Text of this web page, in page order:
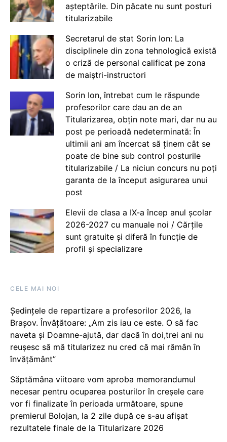
așteptările. Din păcate nu sunt posturi
titularizabile
Secretarul de stat Sorin Ion: La
disciplinele din zona tehnologică există
o criză de personal calificat pe zona
de maiștri-instructori
Sorin Ion, întrebat cum le răspunde
profesorilor care dau an de an
Titularizarea, obțin note mari, dar nu au
post pe perioadă nedeterminată: În
ultimii ani am încercat să ținem cât se
poate de bine sub control posturile
titularizabile / La niciun concurs nu poți
garanta de la început asigurarea unui
post
Elevii de clasa a IX-a încep anul școlar
2026-2027 cu manuale noi / Cărțile
sunt gratuite și diferă în funcție de
profil și specializare
CELE MAI NOI
Ședințele de repartizare a profesorilor 2026, la
Brașov. Învățătoare: „Am zis iau ce este. O să fac
naveta și Doamne-ajută, dar dacă în doi,trei ani nu
reușesc să mă titularizez nu cred că mai rămân în
învățământ”
Săptămâna viitoare vom aproba memorandumul
necesar pentru ocuparea posturilor în creșele care
vor fi finalizate în perioada următoare, spune
premierul Bolojan, la 2 zile după ce s-au afișat
rezultatele finale de la Titularizare 2026